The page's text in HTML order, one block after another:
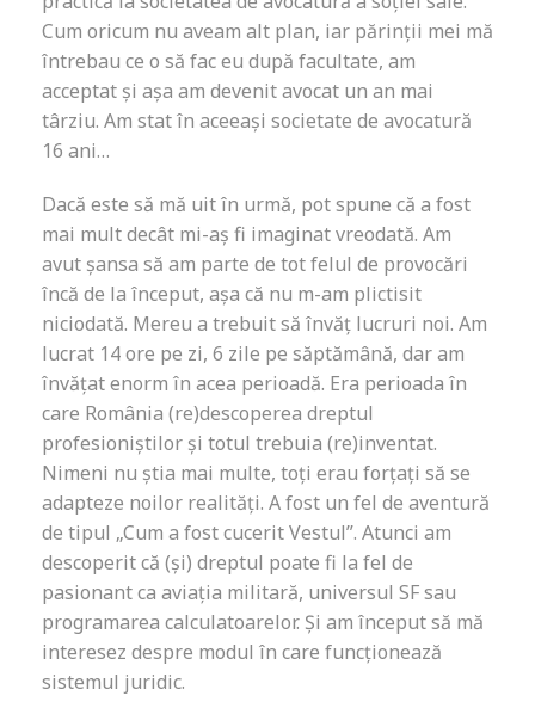
Cum oricum nu aveam alt plan, iar părinții mei mă
întrebau ce o să fac eu după facultate, am
acceptat și așa am devenit avocat un an mai
târziu. Am stat în aceeași societate de avocatură
16 ani…
Dacă este să mă uit în urmă, pot spune că a fost
mai mult decât mi-aș fi imaginat vreodată. Am
avut șansa să am parte de tot felul de provocări
încă de la început, așa că nu m-am plictisit
niciodată. Mereu a trebuit să învăț lucruri noi. Am
lucrat 14 ore pe zi, 6 zile pe săptămână, dar am
învățat enorm în acea perioadă. Era perioada în
care România (re)descoperea dreptul
profesioniștilor și totul trebuia (re)inventat.
Nimeni nu știa mai multe, toți erau forțați să se
adapteze noilor realități. A fost un fel de aventură
de tipul „Cum a fost cucerit Vestul”. Atunci am
descoperit că (și) dreptul poate fi la fel de
pasionant ca aviația militară, universul SF sau
programarea calculatoarelor. Și am început să mă
interesez despre modul în care funcționează
sistemul juridic.